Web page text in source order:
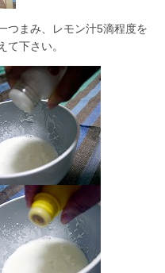
つまみ、レモン汁5滴程度を
て下さい。